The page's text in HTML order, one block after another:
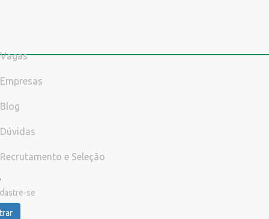
Vagas
Empresas
Blog
Dúvidas
Recrutamento e Seleção
se